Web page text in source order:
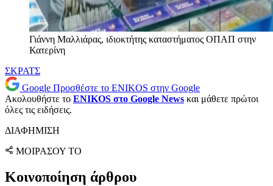
Γιάννη Μαλλιάρας, ιδιοκτήτης καταστήματος ΟΠΑΠ στην
Κατερίνη
ΣΚΡΑΤΣ
Google Προσθέστε το ENIKOS στην Google
Ακολουθήστε το ENIKOS στο Google News και μάθετε πρώτοι
όλες τις ειδήσεις.
ΔΙΑΦΗΜΙΣΗ
ΜΟΙΡΑΣΟΥ ΤΟ
Κοινοποίηση άρθρου